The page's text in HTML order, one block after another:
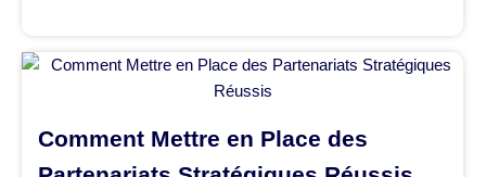
Comment Mettre en Place des